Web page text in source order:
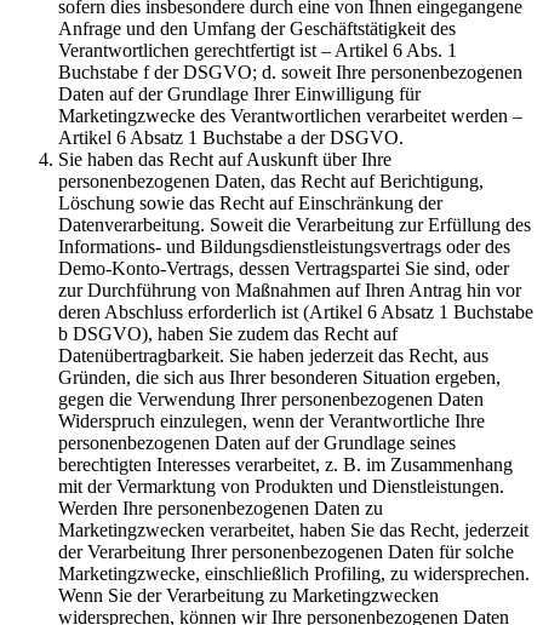
sofern dies insbesondere durch eine von Ihnen eingegangene
Anfrage und den Umfang der Geschäftstätigkeit des
Verantwortlichen gerechtfertigt ist – Artikel 6 Abs. 1
Buchstabe f der DSGVO; d. soweit Ihre personenbezogenen
Daten auf der Grundlage Ihrer Einwilligung für
Marketingzwecke des Verantwortlichen verarbeitet werden –
Artikel 6 Absatz 1 Buchstabe a der DSGVO.
Sie haben das Recht auf Auskunft über Ihre
personenbezogenen Daten, das Recht auf Berichtigung,
Löschung sowie das Recht auf Einschränkung der
Datenverarbeitung. Soweit die Verarbeitung zur Erfüllung des
Informations- und Bildungsdienstleistungsvertrags oder des
Demo-Konto-Vertrags, dessen Vertragspartei Sie sind, oder
zur Durchführung von Maßnahmen auf Ihren Antrag hin vor
deren Abschluss erforderlich ist (Artikel 6 Absatz 1 Buchstabe
b DSGVO), haben Sie zudem das Recht auf
Datenübertragbarkeit. Sie haben jederzeit das Recht, aus
Gründen, die sich aus Ihrer besonderen Situation ergeben,
gegen die Verwendung Ihrer personenbezogenen Daten
Widerspruch einzulegen, wenn der Verantwortliche Ihre
personenbezogenen Daten auf der Grundlage seines
berechtigten Interesses verarbeitet, z. B. im Zusammenhang
mit der Vermarktung von Produkten und Dienstleistungen.
Werden Ihre personenbezogenen Daten zu
Marketingzwecken verarbeitet, haben Sie das Recht, jederzeit
der Verarbeitung Ihrer personenbezogenen Daten für solche
Marketingzwecke, einschließlich Profiling, zu widersprechen.
Wenn Sie der Verarbeitung zu Marketingzwecken
widersprechen, können wir Ihre personenbezogenen Daten